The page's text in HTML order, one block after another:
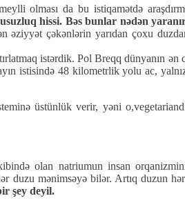
olması da bu istiqamətdə
hissi. Bəs bunlar nədən
əziyyət çəkənlərin yarıdan çoxu
istərdik. Pol Breqq dünyanın
istisində 48 kilometrlik yolu ac,
üstünlük verir, yəni
olan natriumun insan
duzu mənimsəyə bilər. Artıq duzun
şey deyil.